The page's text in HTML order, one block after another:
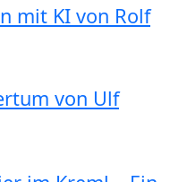
mit KI von Rolf
von Ulf